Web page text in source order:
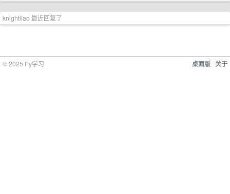
knightliao 最近回复了
桌面版 关于
© 2025 Py学习